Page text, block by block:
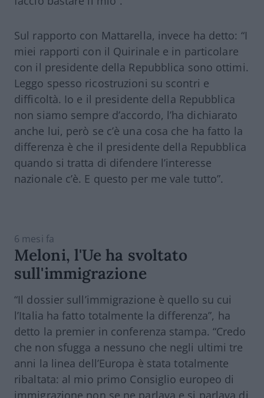
Sul rapporto con Mattarella, invece ha detto: “I
miei rapporti con il Quirinale e in particolare
con il presidente della Repubblica sono ottimi.
Leggo spesso ricostruzioni su scontri e
difficoltà. Io e il presidente della Repubblica
non siamo sempre d’accordo, l’ha dichiarato
anche lui, però se c’è una cosa che ha fatto la
differenza è che il presidente della Repubblica
quando si tratta di difendere l’interesse
nazionale c’è. E questo per me vale tutto”.
6 mesi fa
Meloni, l'Ue ha svoltato
sull'immigrazione
“Il dossier sull’immigrazione è quello su cui
l’Italia ha fatto totalmente la differenza”, ha
detto la premier in conferenza stampa. “Credo
che non sfugga a nessuno che negli ultimi tre
anni la linea dell’Europa è stata totalmente
ribaltata: al mio primo Consiglio europeo di
immigrazione non se ne parlava e si parlava di